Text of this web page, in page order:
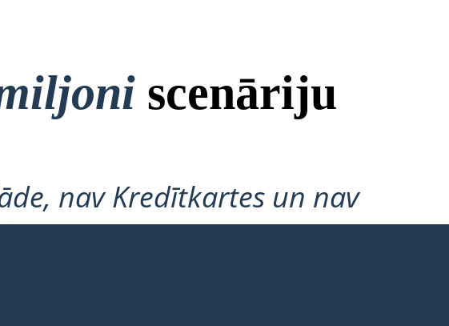
scenāriju
nav Kredītkartes un nav